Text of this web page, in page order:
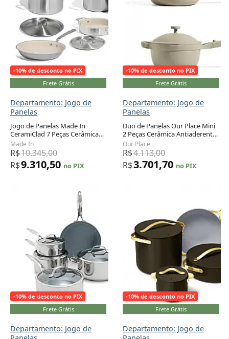
-10% de desconto no PIX
Frete Grátis
Departamento: Jogo de
Panelas
Jogo de Panelas Made In
CeramiClad 7 Peças Cerâmica
Antiaderente Livre de PFAS Aço
Inox 5-Camadas
Made In
R$10.345,00
R$9.310,50 no PIX
-10% de desconto no PIX
Frete Grátis
Departamento: Jogo de
Panelas
Duo de Panelas Our Place Mini
2 Peças Cerâmica Antiaderente
Livre de PFAS Vapor
Our Place
R$4.113,00
R$3.701,70 no PIX
-10% de desconto no PIX
Frete Grátis
Departamento: Jogo de
Adicionar ao carrinho
-10% de desconto no PIX
Frete Grátis
Departamento: Jogo de
Adicionar ao carrinho